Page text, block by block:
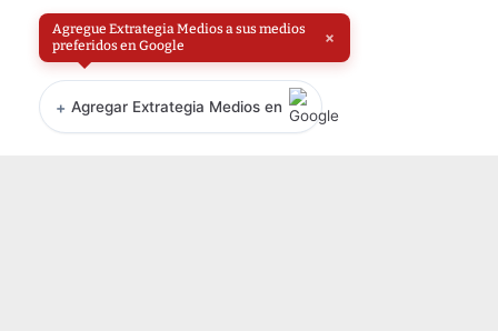
Agregue Extrategia Medios a sus medios
preferidos en Google
×
+ Agregar Extrategia Medios en